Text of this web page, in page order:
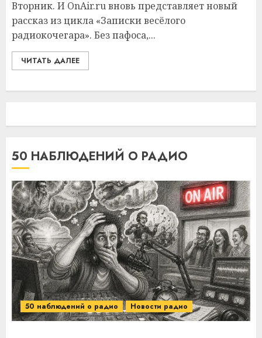
Вторник. И OnAir.ru вновь представляет новый
рассказ из цикла «Записки весёлого
радиокочегара». Без пафоса,...
ЧИТАТЬ ДАЛЕЕ
50 НАБЛЮДЕНИЙ О РАДИО
50 наблюдений о радио Новости радио